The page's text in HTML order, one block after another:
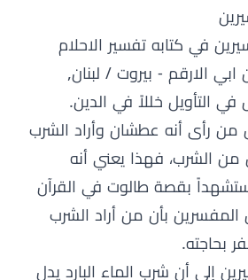
في كتابه تفسير الاحلام
ابي الارقم - بيروت / لبنان,
من رأى أنه عطشان وأراد الشرب
الشرب، فهذا يعني أنه
بقصة طالوت في القرآن
بأن من أراد الشرب
بحاجته.
إلى أن شرب الماء البارد يدل